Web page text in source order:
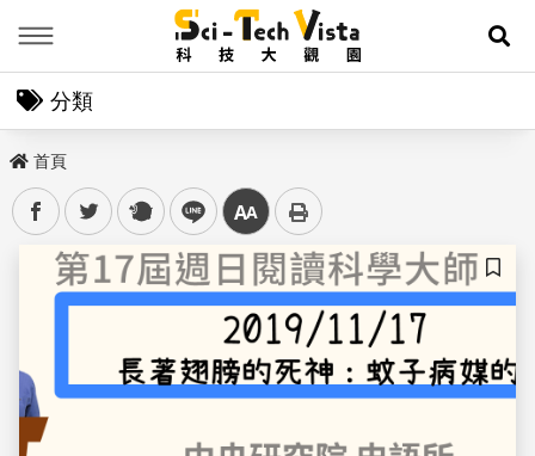
展
分類
首頁
facebooktwitter plurk line 中
儲存